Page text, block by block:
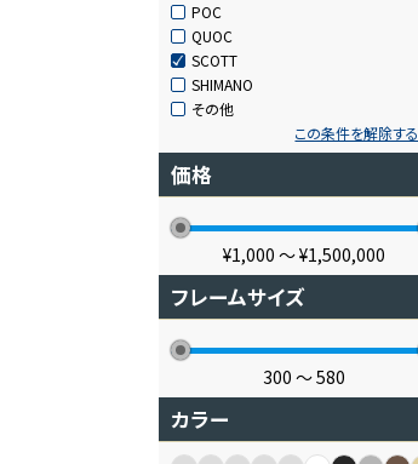
POC
QUOC
SCOTT
SHIMANO
その他
この条件を解除する
価格
¥1,000 〜¥1,500,000
フレームサイズ
300 〜580
カラー